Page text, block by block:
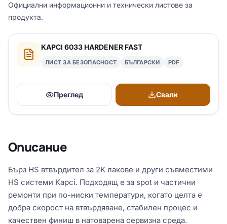
Официални информационни и технически листове за
продукта.
KAPCI 6033 HARDENER FAST
ЛИСТ ЗА БЕЗОПАСНОСТ БЪЛГАРСКИ PDF
Преглед Свали
Описание
Бърз HS втвърдител за 2K лакове и други съвместими
HS системи Kapci. Подходящ е за spot и частични
ремонти при по-ниски температури, когато целта е
добра скорост на втвърдяване, стабилен процес и
качествен финиш в натоварена сервизна среда.